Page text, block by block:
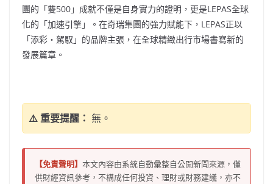
團的「雙500」成就不僅是自身實力的證明，更是LEPAS全球
化的「加速引擎」。在奇瑞集團的強力賦能下，LEPAS正以
「添彩・駕馭」的品牌主張，在全球精緻出行市場書寫新的
發展篇章。
⚠️ 重要提醒： 無。
【免責聲明】 本文內容由系統自動彙整自公開新聞來源，僅
供財經資訊參考，不構成任何投資、理財或財務建議，亦不